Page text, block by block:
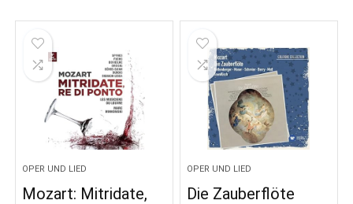
OPER UND LIED
Mozart: Mitridate,
OPER UND LIED
Die Zauberflöte